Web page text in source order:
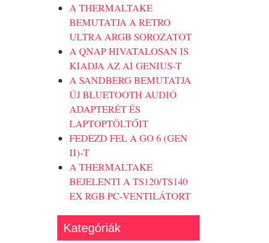
A THERMALTAKE
BEMUTATJA A RETRO
ULTRA ARGB SOROZATOT
A QNAP HIVATALOSAN IS
KIADJA AZ AI GENIUS-T
A SANDBERG BEMUTATJA
ÚJ BLUETOOTH AUDIÓ
ADAPTERÉT ÉS
LAPTOPTÖLTŐIT
FEDEZD FEL A GO 6 (GEN
II)-T
A THERMALTAKE
BEJELENTI A TS120/TS140
EX RGB PC-VENTILÁTORT
Kategóriák